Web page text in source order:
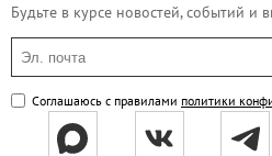
Будьте в курсе новостей, событий и
Эл. почта
Соглашаюсь с правилами политики